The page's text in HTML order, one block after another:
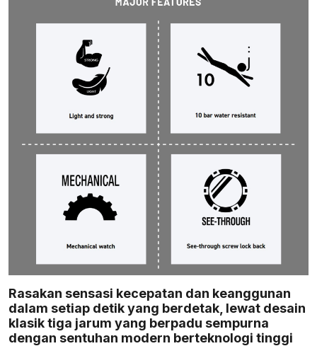
Rasakan sensasi kecepatan dan keanggunan
dalam setiap detik yang berdetak, lewat desain
klasik tiga jarum yang berpadu sempurna
dengan sentuhan modern berteknologi tinggi